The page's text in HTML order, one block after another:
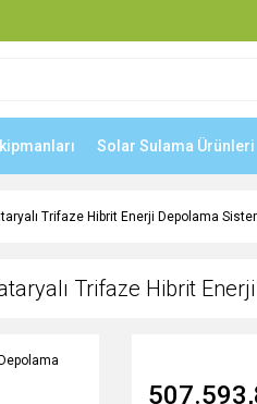
Solar Sulama Ürünleri
Trifaze Hibrit Enerji Depolama
Trifaze Hibrit